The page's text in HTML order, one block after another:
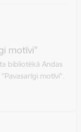
motīvi"
bibliotēkā Andas
motīvi".